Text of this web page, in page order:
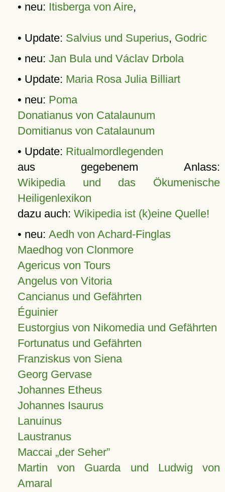
• neu: Itisberga von Aire,
• Update: Salvius und Superius, Godric
• neu: Jan Bula und Václav Drbola
• Update: Maria Rosa Julia Billiart
• neu: Poma
Donatianus von Catalaunum
Domitianus von Catalaunum
• Update: Ritualmordlegenden
aus gegebenem Anlass:
Wikipedia und das Ökumenische
Heiligenlexikon
dazu auch: Wikipedia ist (k)eine Quelle!
• neu: Aedh von Achard-Finglas
Maedhog von Clonmore
Agericus von Tours
Angelus von Vitoria
Cancianus und Gefährten
Éguinier
Eustorgius von Nikomedia und Gefährten
Fortunatus und Gefährten
Franziskus von Siena
Georg Gervase
Johannes Etheus
Johannes Isaurus
Lanuinus
Laustranus
Maccai „der Seher”
Martin von Guarda und Ludwig von
Amaral